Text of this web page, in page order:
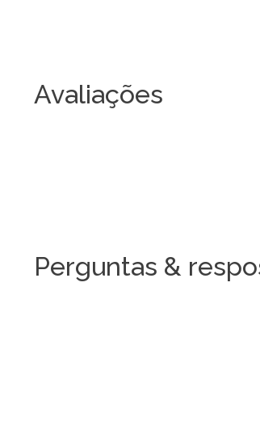
Avaliações
Perguntas &